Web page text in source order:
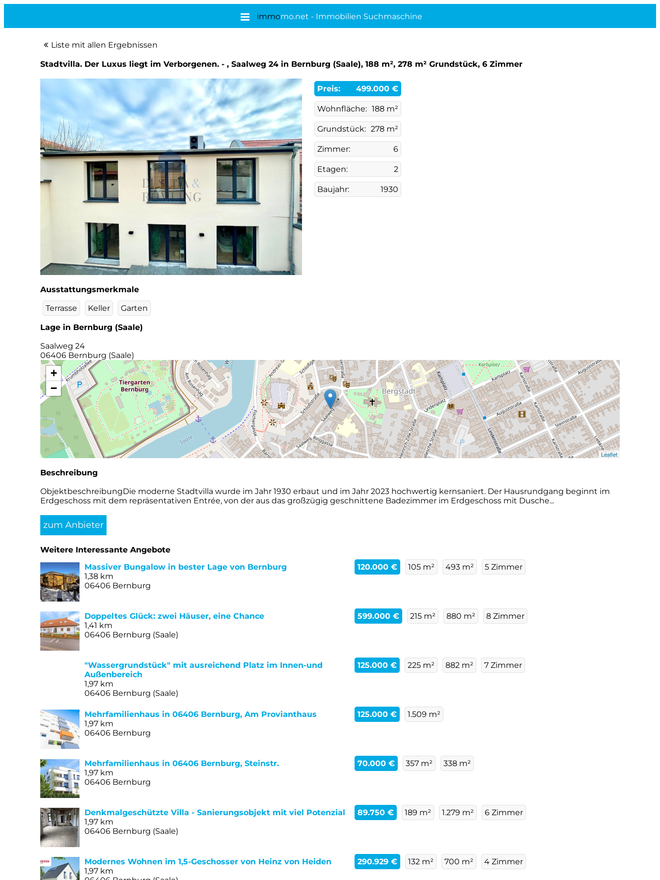
immomo.net - Immobilien Suchmaschine
Liste mit allen Ergebnissen
Stadtvilla. Der Luxus liegt im Verborgenen. - , Saalweg 24 in Bernburg (Saale), 188 m², 278 m² Grundstück, 6 Zimmer
Preis: 499.000 €
Wohnfläche: 188 m²
Grundstück: 278 m²
Zimmer: 6
Etagen: 2
Baujahr: 1930
Ausstattungsmerkmale
Terrasse
Keller Garten
Lage in Bernburg (Saale)
Saalweg 24
06406 Bernburg (Saale)
+
−
Leaflet
Beschreibung
ObjektbeschreibungDie moderne Stadtvilla wurde im Jahr 1930 erbaut und im Jahr 2023 hochwertig kernsaniert. Der Hausrundgang beginnt im
Erdgeschoss mit dem repräsentativen Entrée, von der aus das großzügig geschnittene Badezimmer im Erdgeschoss mit Dusche...
zum Anbieter
Weitere Interessante Angebote
Massiver Bungalow in bester Lage von Bernburg
1,38 km
06406 Bernburg
120.000 € 105 m² 493 m² 5 Zimmer
Doppeltes Glück: zwei Häuser, eine Chance
1,41 km
06406 Bernburg (Saale)
599.000 € 215 m² 880 m² 8 Zimmer
"Wassergrundstück" mit ausreichend Platz im Innen-und
Außenbereich
1,97 km
06406 Bernburg (Saale)
125.000 € 225 m² 882 m² 7 Zimmer
Mehrfamilienhaus in 06406 Bernburg, Am Provianthaus
1,97 km
06406 Bernburg
125.000 € 1.509 m²
Mehrfamilienhaus in 06406 Bernburg, Steinstr.
1,97 km
06406 Bernburg
70.000 € 357 m² 338 m²
Denkmalgeschützte Villa - Sanierungsobjekt mit viel Potenzial
1,97 km
06406 Bernburg (Saale)
89.750 € 189 m² 1.279 m² 6 Zimmer
Modernes Wohnen im 1,5-Geschosser von Heinz von Heiden
1,97 km
290.929 € 132 m² 700 m² 4 Zimmer